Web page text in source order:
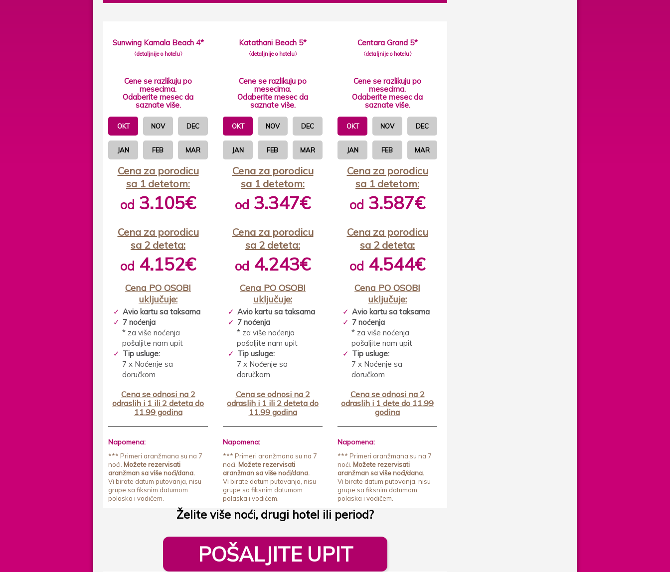
Sunwing Kamala Beach 4*
〈detaljnije o hotelu〉
Cene se razlikuju po
mesecima.
Odaberite mesec da
saznate više.
OKT NOV DEC
JAN FEB MAR
Cena za porodicu
sa 1 detetom:
od 3.105€
Cena za porodicu
sa 2 deteta:
od 4.152€
Cena PO OSOBI
uključuje:
Avio kartu sa taksama
7 noćenja
* za više noćenja
pošaljite nam upit
Tip usluge:
7 x Noćenje sa
doručkom
Cena se odnosi na 2
odraslih i 1 ili 2 deteta do
11.99 godina
Napomena:
*** Primeri aranžmana su na 7
noći. Možete rezervisati
aranžman sa više noći/dana.
Vi birate datum putovanja, nisu
grupe sa fiksnim datumom
polaska i vodičem.
Katathani Beach 5*
〈detaljnije o hotelu〉
Cene se razlikuju po
mesecima.
Odaberite mesec da
saznate više.
OKT NOV DEC
JAN FEB MAR
Cena za porodicu
sa 1 detetom:
od 3.347€
Cena za porodicu
sa 2 deteta:
od 4.243€
Cena PO OSOBI
uključuje:
Avio kartu sa taksama
7 noćenja
* za više noćenja
pošaljite nam upit
Tip usluge:
7 x Noćenje sa
doručkom
Cena se odnosi na 2
odraslih i 1 ili 2 deteta do
11.99 godina
Napomena:
*** Primeri aranžmana su na 7
noći. Možete rezervisati
aranžman sa više noći/dana.
Vi birate datum putovanja, nisu
grupe sa fiksnim datumom
polaska i vodičem.
Centara Grand 5*
〈detaljnije o hotelu〉
Cene se razlikuju po
mesecima.
Odaberite mesec da
saznate više.
OKT NOV DEC
JAN FEB MAR
Cena za porodicu
sa 1 detetom:
od 3.587€
Cena za porodicu
sa 2 deteta:
od 4.544€
Cena PO OSOBI
uključuje:
Avio kartu sa taksama
7 noćenja
* za više noćenja
pošaljite nam upit
Tip usluge:
7 x Noćenje sa
doručkom
Cena se odnosi na 2
odraslih i 1 dete do 11.99
godina
Napomena:
*** Primeri aranžmana su na 7
noći. Možete rezervisati
aranžman sa više noći/dana.
Vi birate datum putovanja, nisu
grupe sa fiksnim datumom
polaska i vodičem.
Želite više noći, drugi hotel ili period?
POŠALJITE UPIT